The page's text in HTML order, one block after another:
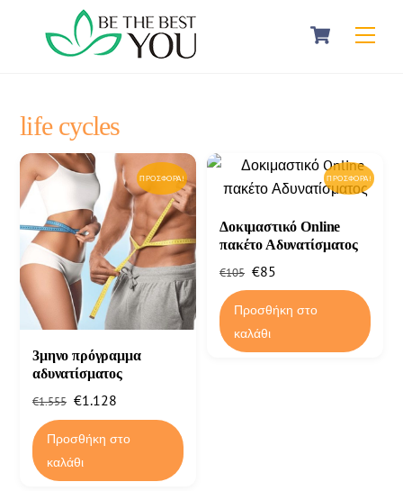
Cart
life cycles
ΠΡΟΣΦΟΡΆ!
3μηνο πρόγραμμα
αδυνατίσματος
€1.555 Original
price
was:
€1.555.
€1.128Η
τρέχουσα
τιμή
Προσθήκη στο
καλάθι
ΠΡΟΣΦΟΡΆ!
Δοκιμαστικό Online
πακέτο Αδυνατίσματος
€105 Original
price
was:
€105.
€85Η
τρέχουσα
τιμή
Προσθήκη στο
καλάθι